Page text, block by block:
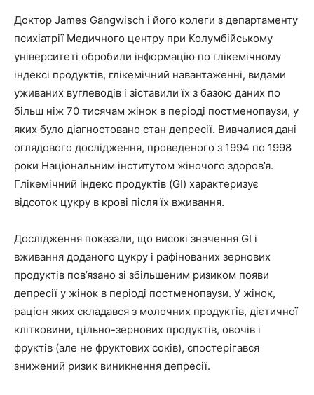
Доктор James Gangwisch і його колеги з департаменту
психіатрії Медичного центру при Колумбійському
університеті обробили інформацію по глікемічному
індексі продуктів, глікемічний навантаженні, видами
уживаних вуглеводів і зіставили їх з базою даних по
більш ніж 70 тисячам жінок в періоді постменопаузи, у
яких було діагностовано стан депресії. Вивчалися дані
оглядового дослідження, проведеного з 1994 по 1998
роки Національним інститутом жіночого здоров’я.
Глікемічний індекс продуктів (GI) характеризує
відсоток цукру в крові після їх вживання.
Дослідження показали, що високі значення GI і
вживання доданого цукру і рафінованих зернових
продуктів пов’язано зі збільшеним ризиком появи
депресії у жінок в періоді постменопаузи. У жінок,
раціон яких складався з молочних продуктів, дієтичної
клітковини, цільно-зернових продуктів, овочів і
фруктів (але не фруктових соків), спостерігався
знижений ризик виникнення депресії.